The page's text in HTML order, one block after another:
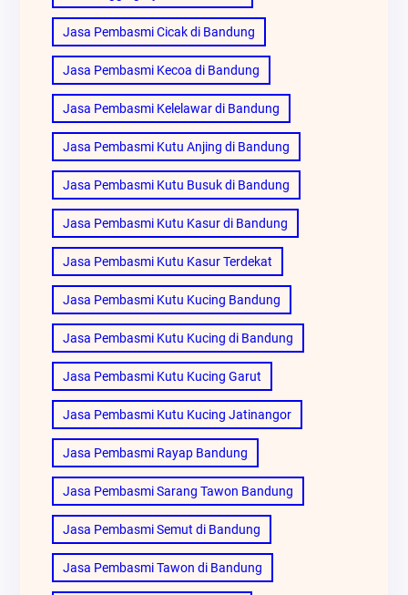
Jasa Pembasmi Cicak di Bandung
Jasa Pembasmi Kecoa di Bandung
Jasa Pembasmi Kelelawar di Bandung
Jasa Pembasmi Kutu Anjing di Bandung
Jasa Pembasmi Kutu Busuk di Bandung
Jasa Pembasmi Kutu Kasur di Bandung
Jasa Pembasmi Kutu Kasur Terdekat
Jasa Pembasmi Kutu Kucing Bandung
Jasa Pembasmi Kutu Kucing di Bandung
Jasa Pembasmi Kutu Kucing Garut
Jasa Pembasmi Kutu Kucing Jatinangor
Jasa Pembasmi Rayap Bandung
Jasa Pembasmi Sarang Tawon Bandung
Jasa Pembasmi Semut di Bandung
Jasa Pembasmi Tawon di Bandung